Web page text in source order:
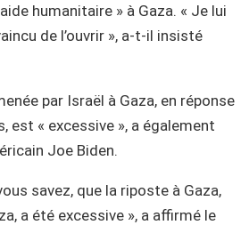
humanitaire » à Gaza. « Je lui
de l’ouvrir », a-t-il insisté
par Israël à Gaza, en réponse
est « excessive », a également
Joe Biden.
savez, que la riposte à Gaza,
a été excessive », a affirmé le